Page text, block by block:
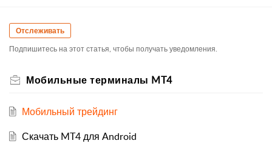
Отслеживать
Подпишитесь на этот статья, чтобы получать уведомления.
Мобильные терминалы MT4
Мобильный трейдинг
Скачать MT4 для Android